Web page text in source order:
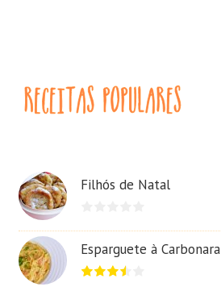
Filhós de Natal
Esparguete à Carbonara